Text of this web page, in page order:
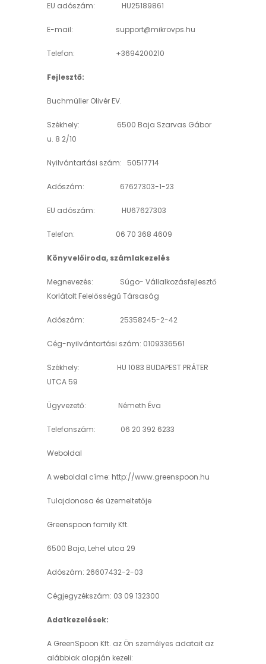
EU adószám: HU25189861
E-mail: support@mikrovps.hu
Telefon: +3694200210
Fejlesztő:
Buchmüller Olivér EV.
Székhely: 6500 Baja Szarvas Gábor
u. 8 2/10
Nyilvántartási szám: 50517714
Adószám: 67627303-1-23
EU adószám: HU67627303
Telefon: 06 70 368 4609
Könyvelőiroda, számlakezelés
Megnevezés: Súgo- Vállalkozásfejlesztő
Korlátolt Felelősségű Társaság
Adószám: 25358245-2-42
Cég-nyilvántartási szám: 0109336561
Székhely: HU 1083 BUDAPEST PRÁTER
UTCA 59
Ügyvezető: Németh Éva
Telefonszám: 06 20 392 6233
Weboldal
A weboldal címe: http://www.greenspoon.hu
Tulajdonosa és üzemeltetője
Greenspoon family Kft.
6500 Baja, Lehel utca 29
Adószám: 26607432-2-03
Cégjegyzékszám: 03 09 132300
Adatkezelések:
A GreenSpoon Kft. az Ön személyes adatait az
alábbiak alapján kezeli: